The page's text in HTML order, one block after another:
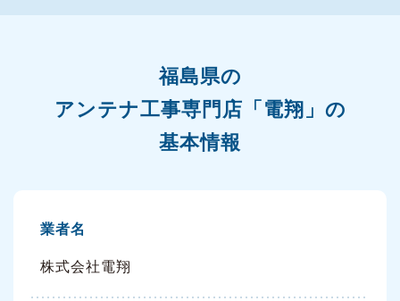
福島県の
アンテナ工事専門店「電翔」の
基本情報
業者名
株式会社電翔